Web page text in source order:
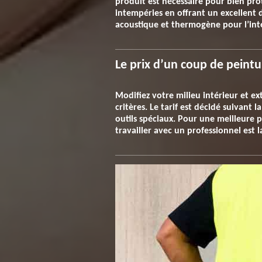
intempéries en offrant un excellent
acoustique et thermogène pour
Le prix d’un coup de
Modifiez votre milieu intérieur et
critères. Le tarif est décidé suivant
outils spéciaux. Pour une meilleure
travailler avec un professionnel est